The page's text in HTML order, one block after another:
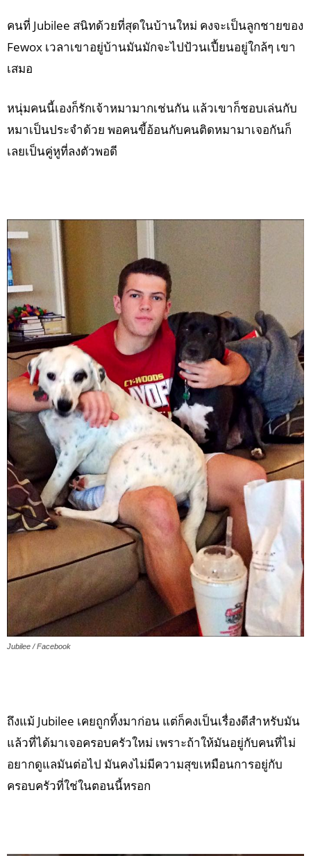
คนที่ Jubilee สนิทด้วยที่สุดในบ้านใหม่ คงจะเป็นลูกชายของ
Fewox เวลาเขาอยู่บ้านมันมักจะไปป้วนเปี้ยนอยู่ใกล้ๆ เขา
เสมอ
หนุ่มคนนี้เองก็รักเจ้าหมามากเช่นกัน แล้วเขาก็ชอบเล่นกับ
หมาเป็นประจำด้วย พอคนขี้อ้อนกับคนติดหมามาเจอกันก็
เลยเป็นคู่หูที่ลงตัวพอดี
Jubilee / Facebook
ถึงแม้ Jubilee เคยถูกทิ้งมาก่อน แต่ก็คงเป็นเรื่องดีสำหรับมัน
แล้วที่ได้มาเจอครอบครัวใหม่ เพราะถ้าให้มันอยู่กับคนที่ไม่
อยากดูแลมันต่อไป มันคงไม่มีความสุขเหมือนการอยู่กับ
ครอบครัวที่ใช่ในตอนนี้หรอก